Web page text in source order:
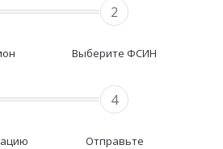
2
Выберите ФСИН
4
Отправьте